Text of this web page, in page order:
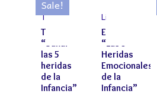
Sale!
Taller
Taller
“Sanar
las 5
heridas
de la
Infancia”
Libros
Ebook
“Las 5
Heridas
Emocionales
de la
Infancia”